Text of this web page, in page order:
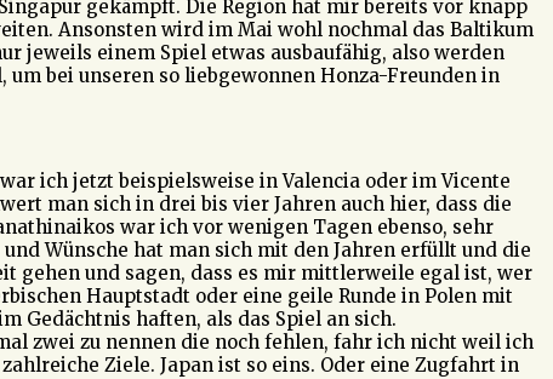
gekämpft. Die Region hat mir bereits vor knapp
Ansonsten wird im Mai wohl nochmal das Baltikum
jeweils einem Spiel etwas ausbaufähig, also werden
bei unseren so liebgewonnen Honza-Freunden in
ich jetzt beispielsweise in Valencia oder im Vicente
man sich in drei bis vier Jahren auch hier, dass die
war ich vor wenigen Tagen ebenso, sehr
Wünsche hat man sich mit den Jahren erfüllt und die
gehen und sagen, dass es mir mittlerweile egal ist, wer
Hauptstadt oder eine geile Runde in Polen mit
Gedächtnis haften, als das Spiel an sich.
zwei zu nennen die noch fehlen, fahr ich nicht weil ich
Ziele. Japan ist so eins. Oder eine Zugfahrt in